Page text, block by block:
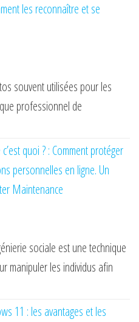
les reconnaître et se
souvent utilisées pour les
professionnel de
quoi ? : Comment protéger
personnelles en ligne. Un
Maintenance
sociale est une technique
manipuler les individus afin
11 : les avantages et les